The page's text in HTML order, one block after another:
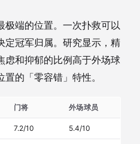
极端的位置。一次扑救可以
定冠军归属。研究显示，精
虑和抑郁的比例高于外场球
的「零容错」特性。
门将 外场球员
7.2/10 5.4/10